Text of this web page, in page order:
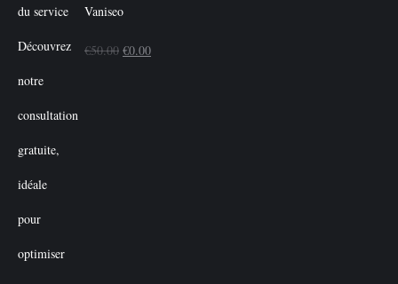
Vaniseo
€50.00 Le
€0.00Le